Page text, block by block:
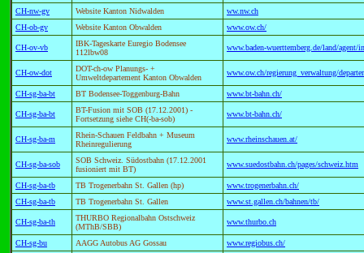
CH-nw-gv
Website Kanton Nidwalden
ww.nw.ch
CH-ob-gv
Website Kanton Obwalden www.ow.ch/
CH-ov-vb
IBK-Tageskarte Euregio Bodensee
112lbw08
www.baden-wuerttemberg.de/land/agent/
CH-ow-dot
DOT-ch-ow Planungs- +
Umweltdepartement Kanton Obwalden
www.ow.ch/regierung_verwaltung/
CH-sg-ba-bt BT Bodensee-Toggenburg-Bahn www.bt-bahn.ch/
CH-sg-ba-bt
BT-Fusion mit SOB (17.12.2001) -
Fortsetzung siehe CH(-ba-sob)
www.bt-bahn.ch/
CH-sg-ba-m
Rhein-Schauen Feldbahn + Museum
Rheinregulierung
www.rheinschauen.at/
CH-sg-ba-sob
SOB Schweiz. Südostbahn (17.12.2001
fusioniert mit BT)
www.suedostbahn.ch/pages/schweiz.htm
CH-sg-ba-tb TB Trogenerbahn St. Gallen (hp)
www.trogenerbahn.ch/
CH-sg-ba-tb
TB Trogenerbahn St. Gallen www.st.gallen.ch/bahnen/tb/
CH-sg-ba-th
THURBO Regionalbahn Ostschweiz
(MThB/SBB)
www.thurbo.ch
CH-sg-bu AAGG Autobus AG Gossau
www.regiobus.ch/